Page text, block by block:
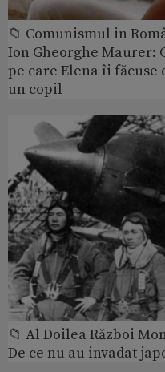
📁 Comunismul in
Ion Gheorghe Maurer:
pe care Elena îi
un copil
📁 Al Doilea Război
De ce nu au invadat